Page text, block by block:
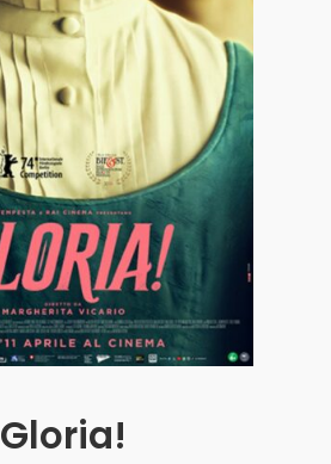
Gloria!